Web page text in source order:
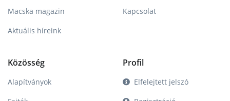
Macska magazin
Aktuális híreink
Kapcsolat
Közösség
Alapítványok
Profil
Elfelejtett jelszó